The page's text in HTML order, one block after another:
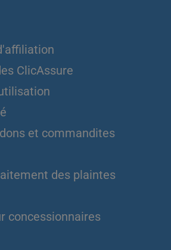
ClicAssure
et commandites
des plaintes
concessionnaires